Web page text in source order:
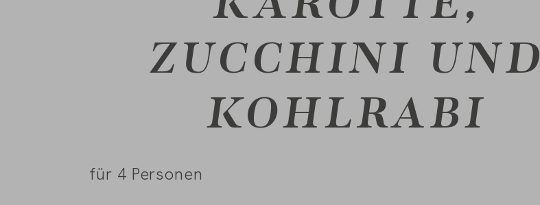
ZUCCHINI UND
KOHLRABI
für 4 Personen